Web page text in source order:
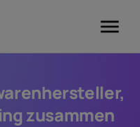
menu
zusammen